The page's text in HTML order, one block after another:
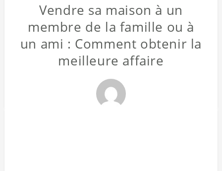
Vendre sa maison à un
membre de la famille ou à
un ami : Comment obtenir la
meilleure affaire